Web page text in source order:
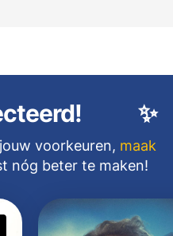
✨
voorkeuren, maak
nóg beter te maken!